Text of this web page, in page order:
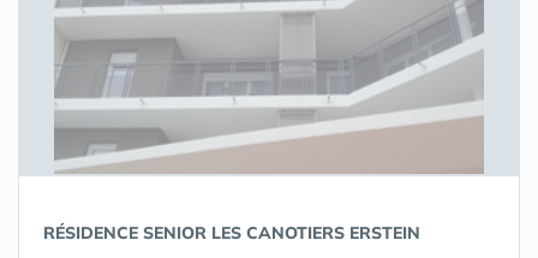
RÉSIDENCE SENIOR LES CANOTIERS ERSTEIN